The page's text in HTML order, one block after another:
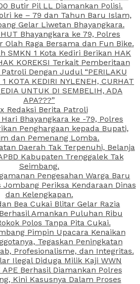
Butir Pil LL Diamankan Polisi.
ke – 79 dan Tahun Baru Islam,
Gelar Liwetan Bhayangkara.
Bhayangkara ke 79, Polres
Olah Raga Bersama dan Fun Bike.
SMKN 1 Kota Kediri Berikan HAK
KOREKSI Terkait Pemberitaan
Dengan Judul “PERILAKU
KOTA KEDIRI NYLENEH, CURHAT
UNTUK DI SEMBELIH, ADA
APA???”
Redaksi Berita Patroli
Bhayangkara ke -79, Polres
Penghargaan kepada Bupati,
dan Pemenang Lomba.
Daerah Tak Terpenuhi, Belanja
Kabupaten Trenggalek Tak
Seimbang.
Pengesahan Warga Baru
Jombang Periksa Kendaraan Dinas
dan Kelengkapan.
Bea Cukai Blitar Gelar Razia
Amankan Puluhan Ribu
Polos Tanpa Pita Cukai.
Pimpin Upacara Kenaikan
Tegaskan Peningkatan
Profesionalisme, dan Integritas.
Ilegal Diduga Milik Kaji WWN
APE Berhasil Diamankan Polres
Kini Kasusnya Dalam Proses